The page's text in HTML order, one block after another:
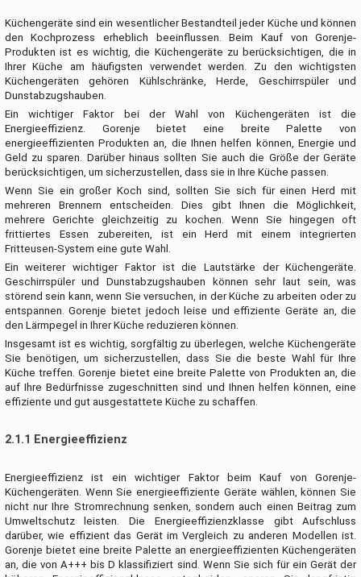
Küchengeräte sind ein wesentlicher Bestandteil jeder Küche und können
den Kochprozess erheblich beeinflussen. Beim Kauf von Gorenje-
Produkten ist es wichtig, die Küchengeräte zu berücksichtigen, die in
Ihrer Küche am häufigsten verwendet werden. Zu den wichtigsten
Küchengeräten gehören Kühlschränke, Herde, Geschirrspüler und
Dunstabzugshauben.
Ein wichtiger Faktor bei der Wahl von Küchengeräten ist die
Energieeffizienz. Gorenje bietet eine breite Palette von
energieeffizienten Produkten an, die Ihnen helfen können, Energie und
Geld zu sparen. Darüber hinaus sollten Sie auch die Größe der Geräte
berücksichtigen, um sicherzustellen, dass sie in Ihre Küche passen.
Wenn Sie ein großer Koch sind, sollten Sie sich für einen Herd mit
mehreren Brennern entscheiden. Dies gibt Ihnen die Möglichkeit,
mehrere Gerichte gleichzeitig zu kochen. Wenn Sie hingegen oft
frittiertes Essen zubereiten, ist ein Herd mit einem integrierten
Fritteusen-System eine gute Wahl.
Ein weiterer wichtiger Faktor ist die Lautstärke der Küchengeräte.
Geschirrspüler und Dunstabzugshauben können sehr laut sein, was
störend sein kann, wenn Sie versuchen, in der Küche zu arbeiten oder zu
entspannen. Gorenje bietet jedoch leise und effiziente Geräte an, die
den Lärmpegel in Ihrer Küche reduzieren können.
Insgesamt ist es wichtig, sorgfältig zu überlegen, welche Küchengeräte
Sie benötigen, um sicherzustellen, dass Sie die beste Wahl für Ihre
Küche treffen. Gorenje bietet eine breite Palette von Produkten an, die
auf Ihre Bedürfnisse zugeschnitten sind und Ihnen helfen können, eine
effiziente und gut ausgestattete Küche zu schaffen.
2.1.1 Energieeffizienz
Energieeffizienz ist ein wichtiger Faktor beim Kauf von Gorenje-
Küchengeräten. Wenn Sie energieeffiziente Geräte wählen, können Sie
nicht nur Ihre Stromrechnung senken, sondern auch einen Beitrag zum
Umweltschutz leisten. Die Energieeffizienzklasse gibt Aufschluss
darüber, wie effizient das Gerät im Vergleich zu anderen Modellen ist.
Gorenje bietet eine breite Palette an energieeffizienten Küchengeräten
an, die von A+++ bis D klassifiziert sind. Wenn Sie sich für ein Gerät der